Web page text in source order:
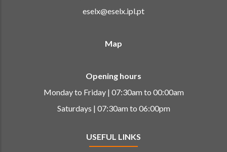
eselx@eselx.ipl.pt
Map
Opening hours
Monday to Friday | 07:30am to 00:00am
Saturdays | 07:30am to 06:00pm
USEFUL LINKS